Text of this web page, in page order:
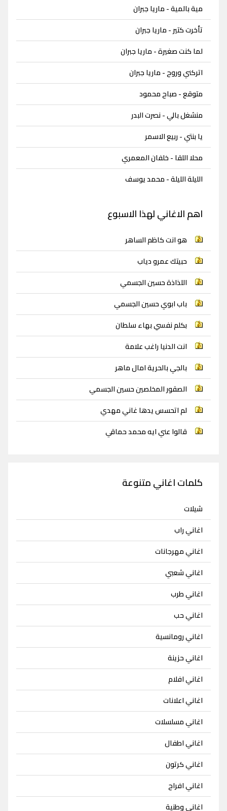
مية بالمية - ماريا جبران
تأخرت كتير - ماريا جبران
لما كنت صغيرة - ماريا جبران
اتركني وروح - ماريا جبران
متوقع - صباح محمود
منشغل بالي - نصرت البدر
يا بنتي - ربيع الاسمر
محلا اللقا - خلفان المعمري
الليلة الليلة - محمد يوسف
اهم الاغاني لهذا الاسبوع
هو انت كاظم الساهر
حبيتك عمرو دياب
اللذاذة حسين الجسمي
باب ابوي حسين الجسمي
بكلم نفسي بهاء سلطان
انت الدنيا راغب علامة
بالجي بالحرية امال ماهر
الصقور المخلصين حسين الجسمي
لم اتحسس يدها غاني مهدي
قالوا عني ايه محمد حماقي
كلمات اغاني متنوعة
شيلات
اغاني راب
اغاني مهرجانات
اغاني شعبي
اغاني طرب
اغاني حب
اغاني رومانسية
اغاني حزينة
اغاني افلام
اغاني اعلانات
اغاني مسلسلات
اغاني اطفال
اغاني كرتون
اغاني افراح
اغاني وطنية